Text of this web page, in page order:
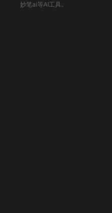
妙笔ai等AI工具。